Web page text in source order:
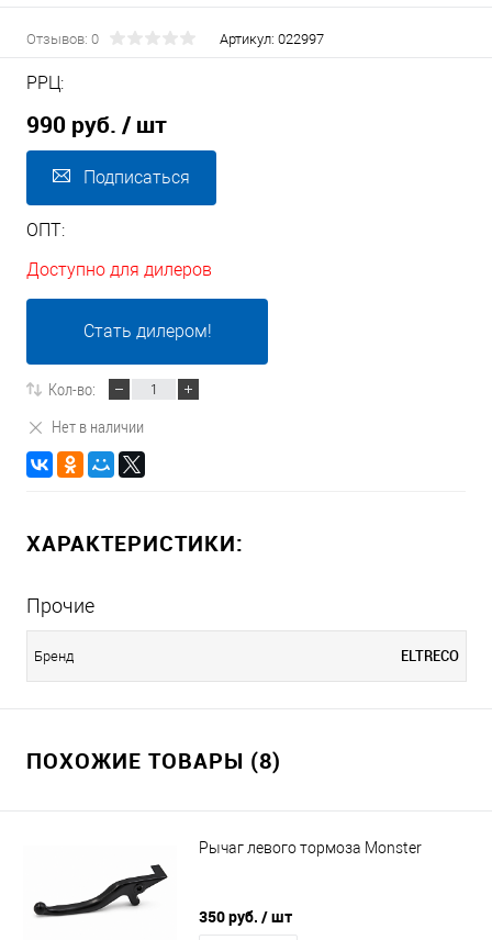
Отзывов: 0 Артикул: 022997
РРЦ:
990 руб. / шт
Подписаться
ОПТ:
Доступно для дилеров
Стать дилером!
Кол-во:
Нет в наличии
ХАРАКТЕРИСТИКИ:
Прочие
Бренд ELTRECO
ПОХОЖИЕ ТОВАРЫ (8)
Рычаг левого тормоза Monster
350 руб. / шт